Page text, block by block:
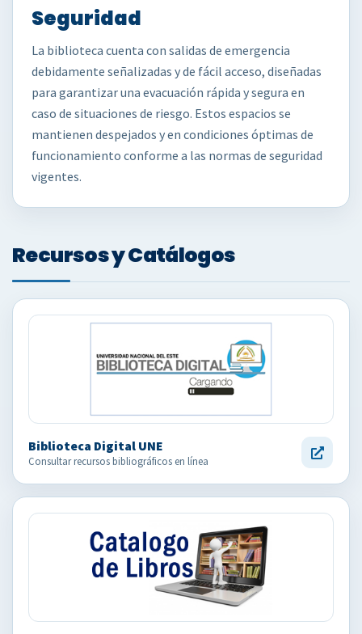
Seguridad
La biblioteca cuenta con salidas de emergencia
debidamente señalizadas y de fácil acceso, diseñadas
para garantizar una evacuación rápida y segura en
caso de situaciones de riesgo. Estos espacios se
mantienen despejados y en condiciones óptimas de
funcionamiento conforme a las normas de seguridad
vigentes.
Recursos y Catálogos
Biblioteca Digital UNE
Consultar recursos bibliográficos en línea